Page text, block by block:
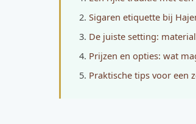
Sigaren etiquette bij
De juiste setting:
Prijzen en opties: wat
Praktische tips voor een